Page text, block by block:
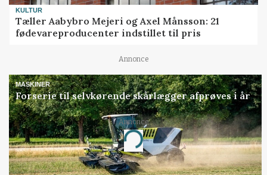
KULTUR
Tæller Aabybro Mejeri og Axel Månsson: 21
fødevareproducenter indstillet til pris
Annonce
MASKINER
Forserie til selvkørende skårlægger afprøves i år
Annonce
Loading...